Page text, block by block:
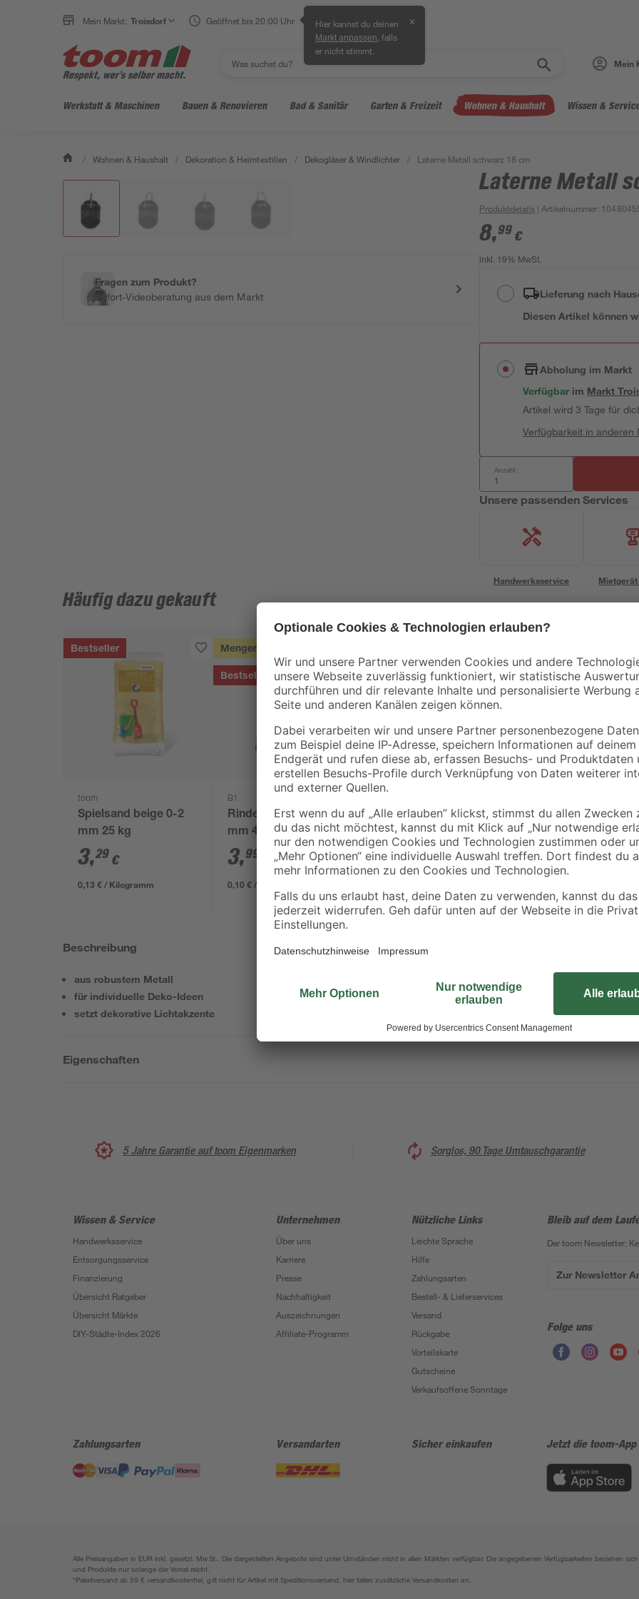
Mein Markt: Troisdorf Geöffnet bis 20:00 Uhr Hier kannst du deinen
Markt anpassen , falls
er nicht stimmt.
✕
Mein
Werkstatt & Maschinen Bauen & Renovieren Bad & Sanitär Garten & Freizeit Wohnen & Haushalt Wissen &
/ Wohnen & Haushalt / Dekoration & Heimtextilien / Dekogläser & Windlichter / Laterne Metall schwarz 18 cm
Fragen zum Produkt?
Sofort-Videoberatung aus dem Markt
Laterne Metall
Produktdetails | Artikelnummer:
8,99 €
inkl. 19% MwSt.
Lieferung nach
Diesen Artikel können
Abholung im Markt
Verfügbar im Markt
Artikel wird 3 Tage für
Verfügbarkeit in anderen
Anzahl:
Unsere passenden Services
Handwerksservice
Häufig dazu gekauft
Bestseller
toom
Spielsand beige 0-2
mm 25 kg
3,29 €
0,13 € / Kilogramm
Mengenrabatt
Bestseller
B1
Rindenmulch 0-40
mm 40 l
3,99
0,10 € / Liter
Besenstiel Holz 140
cm
5,79€
Baueimer 12 l
1, 49€ 1,69 €
Beschreibung
aus robustem Metall
für individuelle Deko-Ideen
setzt dekorative Lichtakzente
Eigenschaften
5 Jahre Garantie auf toom Eigenmarken Sorglos, 90 Tage Umtauschgarantie
Wissen & Service
Handwerksservice
Entsorgungsservice
Finanzierung
Übersicht Ratgeber
Übersicht Märkte
DIY-Städte-Index 2026
Unternehmen
Über uns
Karriere
Presse
Nachhaltigkeit
Auszeichnungen
Affiliate-Programm
Nützliche Links
Leichte Sprache
Hilfe
Zahlungsarten
Bestell- & Lieferservices
Versand
Rückgabe
Vorteilskarte
Gutscheine
Verkaufsoffene Sonntage
Bleib auf dem
Der toom Newsletter:
Zur Newsletter
Folge uns
Zahlungsarten Versandarten Sicher einkaufen Jetzt die toom-
Alle Preisangaben in EUR inkl. gesetzl. MwSt.. Die dargestellten Angebote sind unter Umständen nicht in allen Märkten verfügbar. Die angegebenen Verfügbarkeiten beziehen
und Produkte nur solange der Vorrat reicht.
*Paketversand ab 59 € versandkostenfrei, gilt nicht für Artikel mit Speditionsversand, hier fallen zusätzliche Versandkosten an.